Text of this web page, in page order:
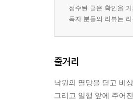
접수된 글은 확인을
독자 분들의 리뷰는
줄거리
낙원의 멸망을 딛고 비
그리고 일행 앞에 주어